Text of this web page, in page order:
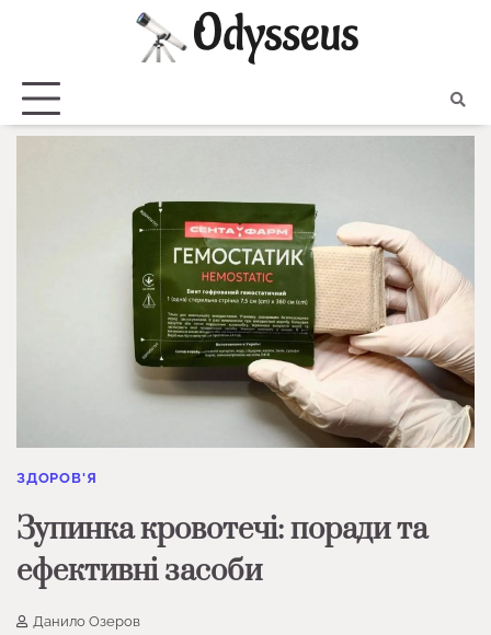
ЗДОРОВ'Я
Зупинка кровотечі: поради та
ефективні засоби
Данило Озеров